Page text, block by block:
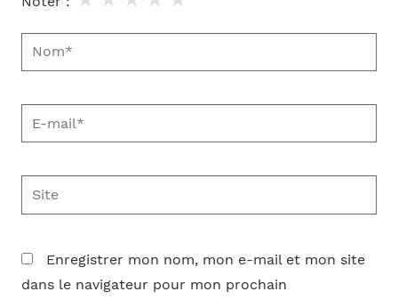
Nom*
E-
mail*
Site
Enregistrer mon nom, mon e-mail et mon site
dans le navigateur pour mon prochain